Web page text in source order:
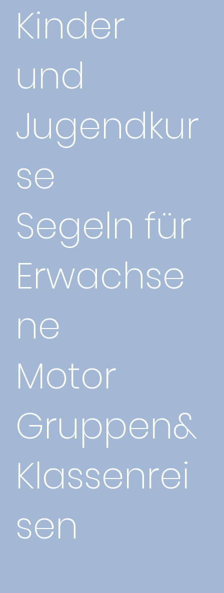
Kinder
und
Jugendkur
se
Segeln für
Erwachse
ne
Motor
Gruppen&
Klassenrei
sen